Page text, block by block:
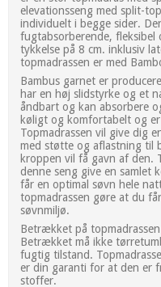
elevationsseng med split-
individuelt i begge sider.
fugtabsorberende, fleksibel
tykkelse på 8 cm. inklusiv
topmadrassen er med
Bambus garnet er
har en høj slidstyrke og et
åndbart og kan absorbere
køligt og komfortabelt og
Topmadrassen vil give dig
med støtte og aflastning til
kroppen vil få gavn af den.
denne seng give en samlet
får en optimal søvn hele
topmadrassen gøre at du
søvnmiljø.
Betrækket på
Betrækket må ikke
fugtig tilstand.
er din garanti for at den er
stoffer.